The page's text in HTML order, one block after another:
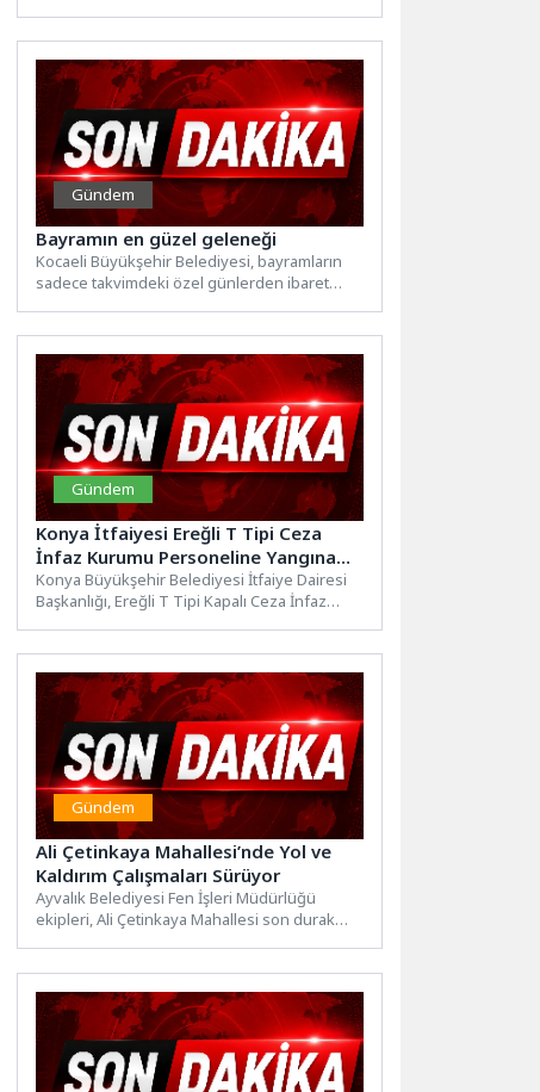
Gündem
Bayramın en güzel geleneği
Kocaeli Büyükşehir Belediyesi, bayramların
sadece takvimdeki özel günlerden ibaret
Gündem
Konya İtfaiyesi Ereğli T Tipi Ceza
İnfaz Kurumu Personeline Yangına
Müdahale Eğitimi Verdi
Konya Büyükşehir Belediyesi İtfaiye Dairesi
Başkanlığı, Ereğli T Tipi Kapalı Ceza İnfaz
Gündem
Ali Çetinkaya Mahallesi’nde Yol ve
Kaldırım Çalışmaları Sürüyor
Ayvalık Belediyesi Fen İşleri Müdürlüğü
ekipleri, Ali Çetinkaya Mahallesi son durak